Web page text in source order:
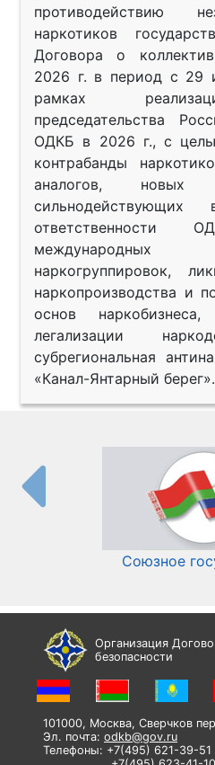
противодействию
наркотиков
Договора о
2026 г. в период с 29
рамках
председательства
ОДКБ в 2026 г., с
контрабанды
аналогов, новых
ответственности
международных
наркогруппировок,
наркопроизводства и
основ
легализации
субрегиональная
«Канал-Янтарный берег».
Союзное
Организация
безопасности
101000, Москва, Сверчков
Эл. почта: odkb@gov.ru
Телефоны: +7(495) 621-39-